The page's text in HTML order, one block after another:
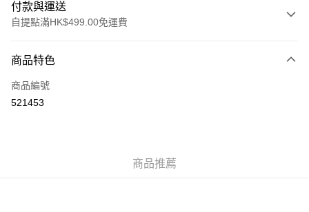
付款與運送
自提點滿HK$499.00免運費
信用卡
Apple Pay
商品特色
商品編號
521453
商品推薦